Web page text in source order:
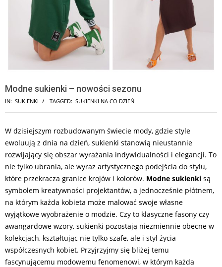
Modne sukienki – nowości sezonu
IN: SUKIENKI TAGGED: SUKIENKI NA CO DZIEŃ
W dzisiejszym rozbudowanym świecie mody, gdzie style
ewoluują z dnia na dzień, sukienki stanowią nieustannie
rozwijający się obszar wyrażania indywidualności i elegancji. To
nie tylko ubrania, ale wyraz artystycznego podejścia do stylu,
które przekracza granice krojów i kolorów. Modne sukienki są
symbolem kreatywności projektantów, a jednocześnie płótnem,
na którym każda kobieta może malować swoje własne
wyjątkowe wyobrażenie o modzie. Czy to klasyczne fasony czy
awangardowe wzory, sukienki pozostają niezmiennie obecne w
kolekcjach, kształtując nie tylko szafe, ale i styl życia
współczesnych kobiet. Przyjrzyjmy się bliżej temu
fascynującemu modowemu fenomenowi, w którym każda